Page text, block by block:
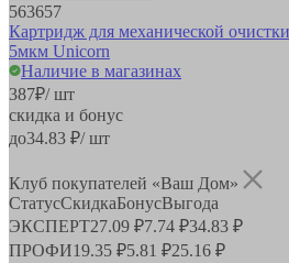
563657
Картридж для механической
5мкм Unicorn
Наличие в магазинах
387₽/ шт
скидка и бонус
до34.83 ₽/ шт
Клуб покупателей «Ваш Дом»
СтатусСкидкаБонусВыгода
ЭКСПЕРТ27.09 ₽7.74 ₽34.83 ₽
ПРОФИ19.35 ₽5.81 ₽25.16 ₽